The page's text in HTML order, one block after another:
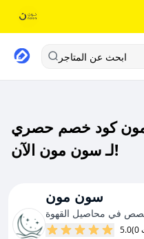
ابحث عن المتاجر
كود خصم حصري
لـ سون مون الآن!
سون مون
في محاصيل القهوة
5.0